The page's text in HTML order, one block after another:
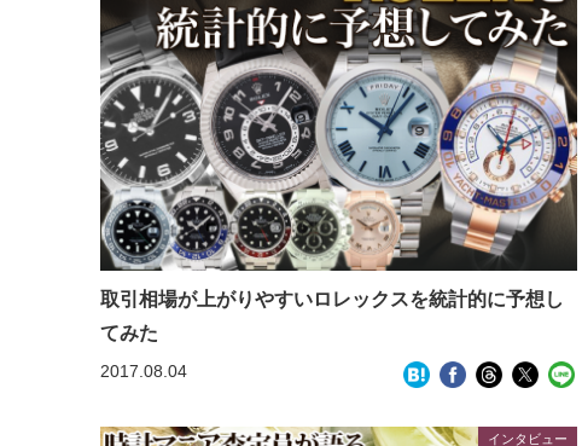
取引相場が上がりやすいロレックスを統計的に予想し
てみた
2017.08.04
インタビュー